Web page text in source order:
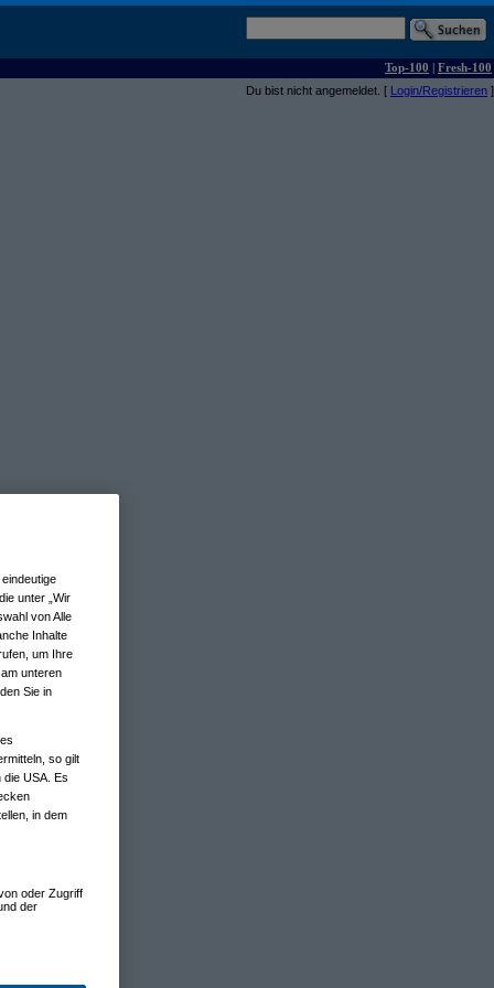
Top-100 | Fresh-100
Du bist nicht angemeldet. [ Login/Registrieren ]
unter „Wir
von Alle
Inhalte
um Ihre
unteren
Sie in
so gilt
die USA. Es
in dem
oder Zugriff
der